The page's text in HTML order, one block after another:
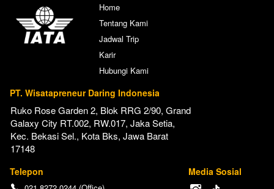
Home
Tentang Kami
Jadwal Trip
Karir
Hubungi Kami
PT. Wisatapreneur Daring Indonesia
Ruko Rose Garden 2, Blok RRG 2/90, Grand
Galaxy City RT.002, RW.017, Jaka Setia,
Kec. Bekasi Sel., Kota Bks, Jawa Barat
17148
Telepon Media Sosial